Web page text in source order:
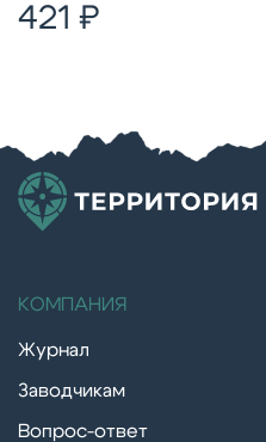
421 ₽
КОМПАНИЯ
Журнал
Заводчикам
Вопрос-ответ